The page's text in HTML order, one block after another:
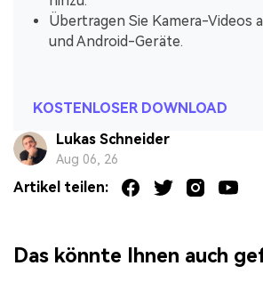
Übertragen Sie Kamera-Videos
und Android-Geräte.
KOSTENLOSER DOWNLOAD
Lukas Schneider
Aug 06, 26
Artikel teilen:
Das könnte Ihnen auch